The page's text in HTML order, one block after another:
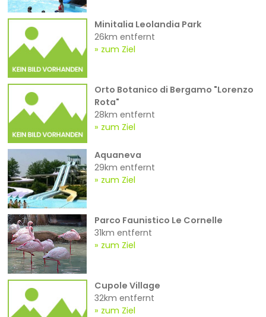
Minitalia Leolandia Park
26km entfernt
zum Ziel
Orto Botanico di Bergamo "Lorenzo
Rota"
28km entfernt
zum Ziel
Aquaneva
29km entfernt
zum Ziel
Parco Faunistico Le Cornelle
31km entfernt
zum Ziel
Cupole Village
32km entfernt
zum Ziel